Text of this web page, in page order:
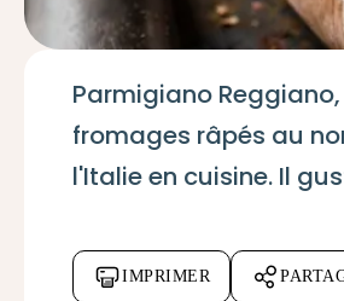
Parmigiano
fromages râpés au
l'Italie en cuisine. Il
IMPRIMER